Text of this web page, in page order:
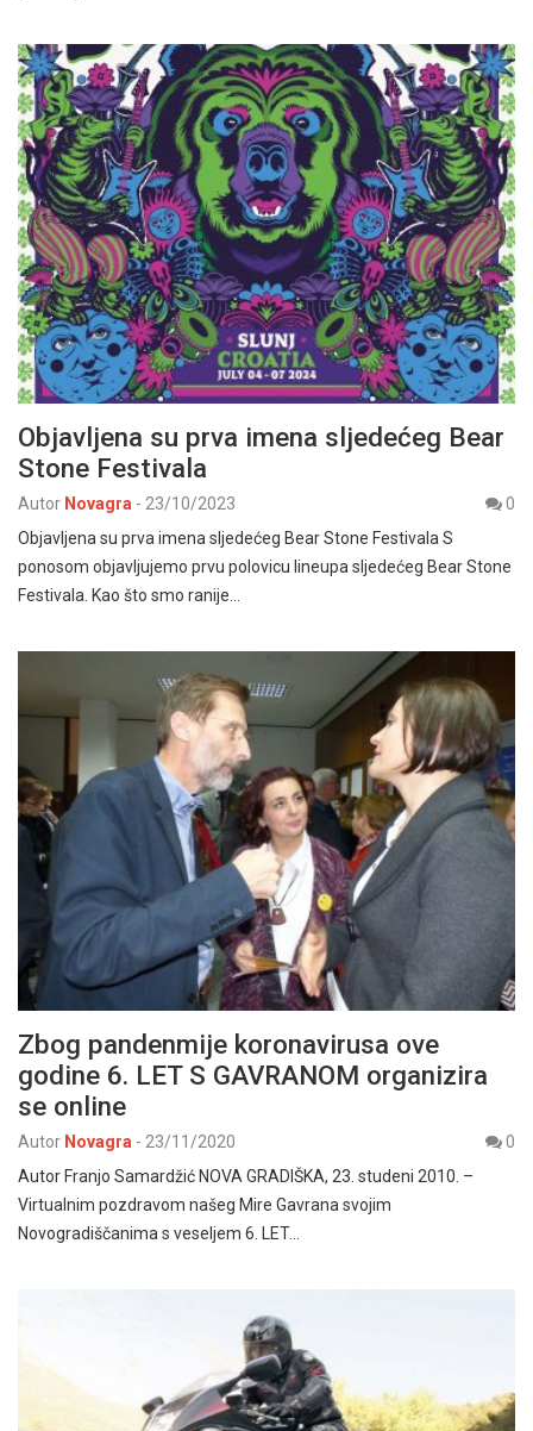
Objavljena su prva imena sljedećeg Bear
Stone Festivala
Autor Novagra - 23/10/2023
0
Objavljena su prva imena sljedećeg Bear Stone Festivala S
ponosom objavljujemo prvu polovicu lineupa sljedećeg Bear Stone
Festivala. Kao što smo ranije…
Zbog pandenmije koronavirusa ove
godine 6. LET S GAVRANOM organizira
se online
Autor Novagra - 23/11/2020
0
Autor Franjo Samardžić NOVA GRADIŠKA, 23. studeni 2010. –
Virtualnim pozdravom našeg Mire Gavrana svojim
Novogradiščanima s veseljem 6. LET…